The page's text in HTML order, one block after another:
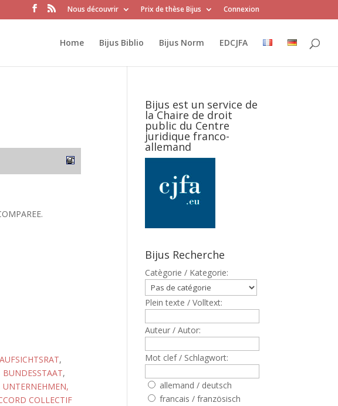
Nous découvrir Prix de thèse Bijus Connexion
Home Bijus Biblio Bijus Norm EDCJFA
AUFSICHTSRAT,
BUNDESSTAAT,
UNTERNEHMEN,
COLLECTIF
Bijus est un service de
la Chaire de droit
public du Centre
juridique franco-
allemand
Bijus Recherche
Catègorie / Kategorie:
Plein texte / Volltext:
Auteur / Autor:
Mot clef / Schlagwort:
allemand / deutsch
francais / französisch